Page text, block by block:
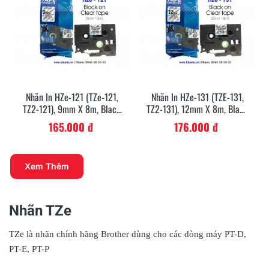
Nhãn In HZe-121 (TZe-121,
TZ2-121), 9mm X 8m, Black
On Clear
165.000 đ
Nhãn In HZe-131 (TZE-131,
TZ2-131), 12mm X 8m, Black
On Clear
176.000 đ
Xem Thêm
Nhãn TZe
TZe là nhãn chính hãng Brother dùng cho các dòng máy PT-D,
PT-E, PT-P